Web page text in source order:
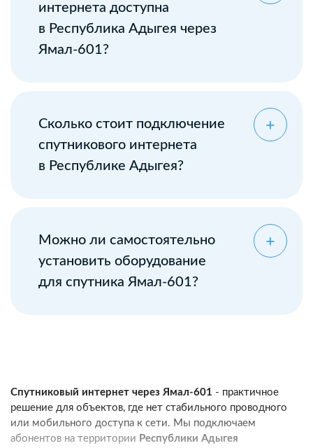
интернета доступна
в Республика Адыгея через
Ямал-601?
Сколько стоит подключение
спутникового интернета
в Республике Адыгея?
Можно ли самостоятельно
установить оборудование
для спутника Ямал-601?
Спутниковый интернет через Ямал-601 - практичное
решение для объектов, где нет стабильного проводного
или мобильного доступа к сети. Мы подключаем
абонентов на территории Республики Адыгея